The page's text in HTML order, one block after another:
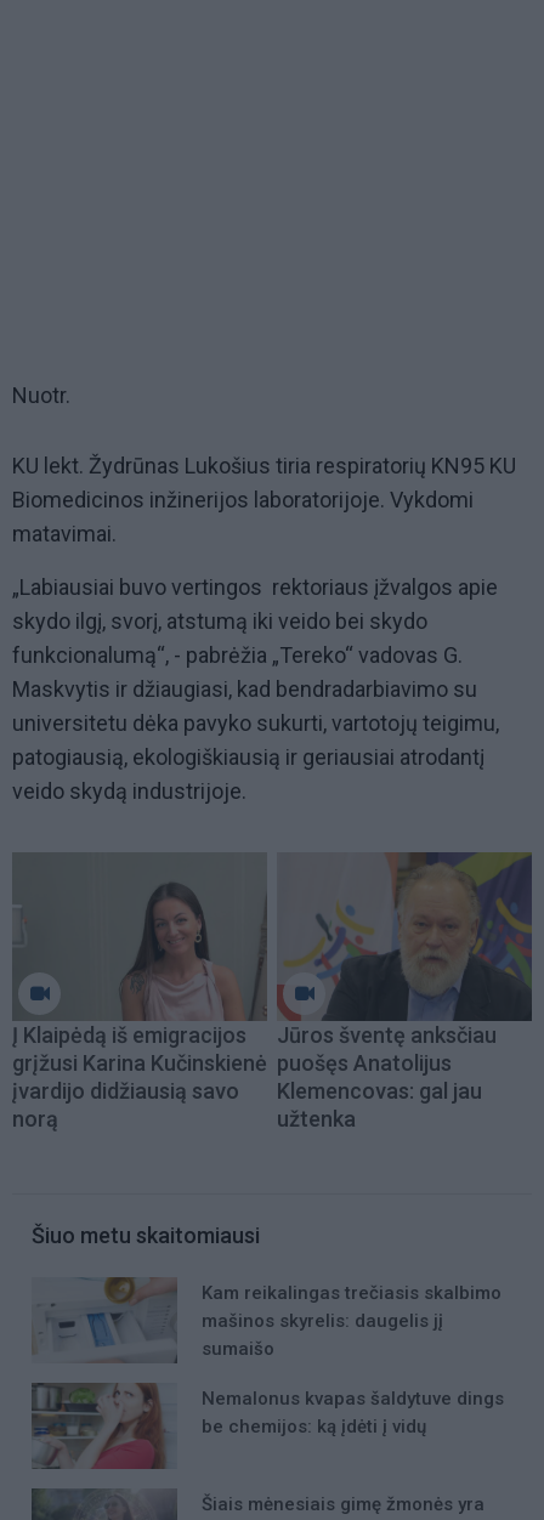
Nuotr.
KU lekt. Žydrūnas Lukošius tiria respiratorių KN95 KU
Biomedicinos inžinerijos laboratorijoje. Vykdomi
matavimai.
„Labiausiai buvo vertingos rektoriaus įžvalgos apie
skydo ilgį, svorį, atstumą iki veido bei skydo
funkcionalumą“, - pabrėžia „Tereko“ vadovas G.
Maskvytis ir džiaugiasi, kad bendradarbiavimo su
universitetu dėka pavyko sukurti, vartotojų teigimu,
patogiausią, ekologiškiausią ir geriausiai atrodantį
veido skydą industrijoje.
Į Klaipėdą iš emigracijos
grįžusi Karina Kučinskienė
įvardijo didžiausią savo
norą
Jūros šventę anksčiau
puošęs Anatolijus
Klemencovas: gal jau
užtenka
Šiuo metu skaitomiausi
Kam reikalingas trečiasis skalbimo
mašinos skyrelis: daugelis jį
sumaišo
Nemalonus kvapas šaldytuve dings
be chemijos: ką įdėti į vidų
Šiais mėnesiais gimę žmonės yra